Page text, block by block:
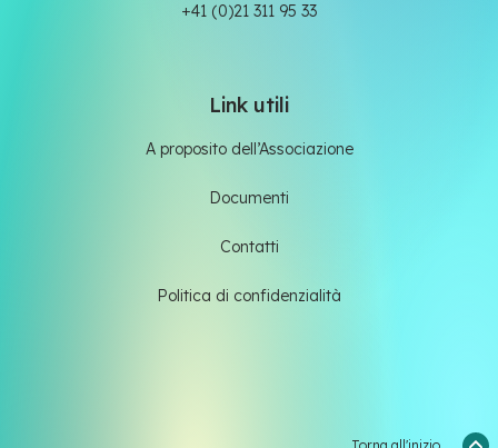
+41 (0)21 311 95 33
Link utili
A proposito dell’Associazione
Documenti
Contatti
Politica di confidenzialità